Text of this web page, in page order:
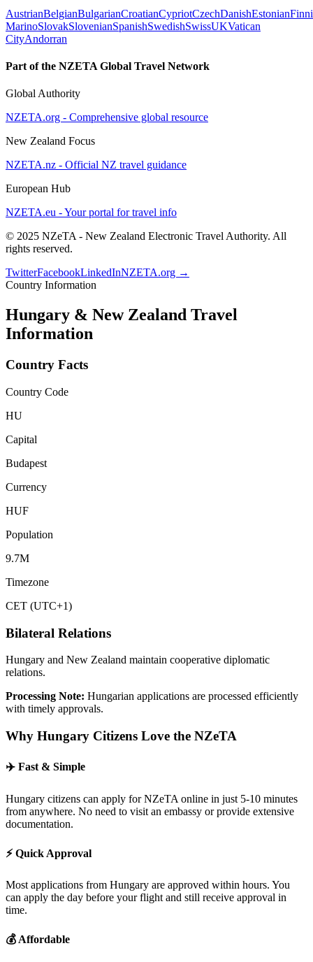
AustrianBelgianBulgarianCroatianCypriotCzechDanishEstonian
MarinoSlovakSlovenianSpanishSwedishSwissUKVatican
CityAndorran
Part of the NZETA Global Travel Network
Global Authority
NZETA.org - Comprehensive global resource
New Zealand Focus
NZETA.nz - Official NZ travel guidance
European Hub
NZETA.eu - Your portal for travel info
© 2025 NZeTA - New Zealand Electronic Travel Authority. All
rights reserved.
TwitterFacebookLinkedInNZETA.org →
Country Information
Hungary & New Zealand Travel
Information
Country Facts
Country Code
HU
Capital
Budapest
Currency
HUF
Population
9.7M
Timezone
CET (UTC+1)
Bilateral Relations
Hungary and New Zealand maintain cooperative diplomatic
relations.
Processing Note: Hungarian applications are processed efficiently
with timely approvals.
Why Hungary Citizens Love the NZeTA
✈️ Fast & Simple
Hungary citizens can apply for NZeTA online in just 5-10 minutes
from anywhere. No need to visit an embassy or provide extensive
documentation.
⚡Quick Approval
Most applications from Hungary are approved within hours. You
can apply the day before your flight and still receive approval in
time.
💰Affordable